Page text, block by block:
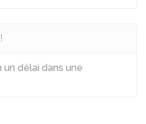
délai dans une